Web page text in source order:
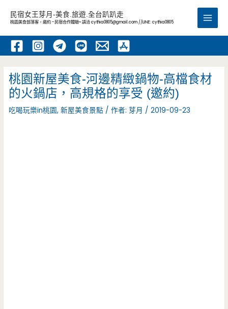
內
民宿女王芽月-美食.旅遊.全台趴趴走
桃園美食部落客，邀約 -民宿合作體驗~ 請洽cythia0805@gmail.com //LINE: cythia0805
Main
桃園新屋美食-河邊精緻鍋物-高檔食材
的火鍋店，高規格的享受 (邀約)
吃喝玩樂in桃園,新屋美食景點 / 作者:芽月 /2019-09-23